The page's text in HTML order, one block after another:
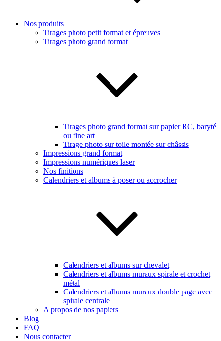
Nos produits
Tirages photo petit format et épreuves
Tirages photo grand format
Tirages photo grand format sur papier RC, baryté
ou fine art
Tirage photo sur toile montée sur châssis
Impressions grand format
Impressions numériques laser
Nos finitions
Calendriers et albums à poser ou accrocher
Calendriers et albums sur chevalet
Calendriers et albums muraux spirale et crochet
métal
Calendriers et albums muraux double page avec
spirale centrale
A propos de nos papiers
Blog
FAQ
Nous contacter